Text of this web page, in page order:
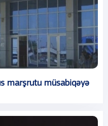
marşrutu müsabiqəyə